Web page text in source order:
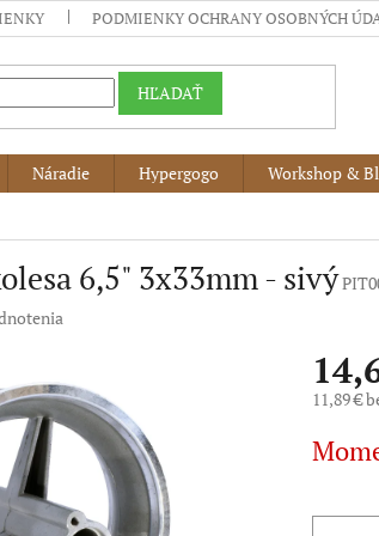
PODMIENKY OCHRANY OSOBNÝCH
HĽADAŤ
Náradie Hypergogo Workshop &
6,5" 3x33mm - sivý
11,89 €
cena: